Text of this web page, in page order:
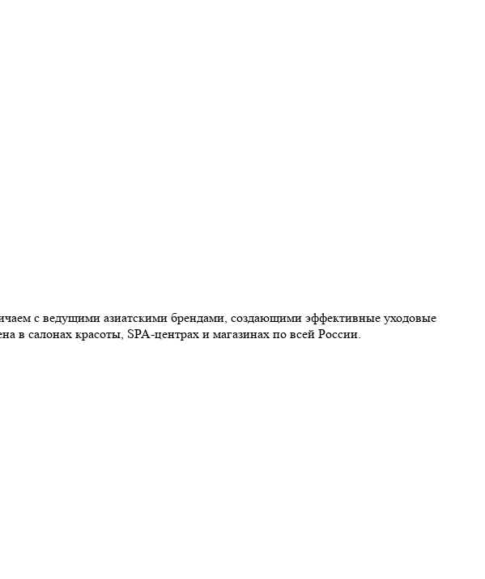
с ведущими азиатскими брендами, создающими эффективные уходовые
в салонах красоты, SPA-центрах и магазинах по всей России.